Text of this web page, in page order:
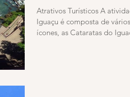
Atrativos Turísticos A
Iguaçu é composta de
ícones, as Cataratas do